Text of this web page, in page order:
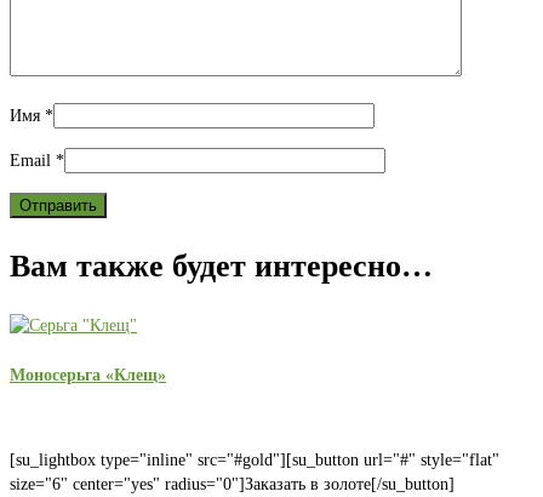
Имя *
Email *
Вам также будет интересно…
Моносерьга «Клещ»
[su_lightbox type="inline" src="#gold"][su_button url="#" style="flat"
size="6" center="yes" radius="0"]Заказать в золоте[/su_button]